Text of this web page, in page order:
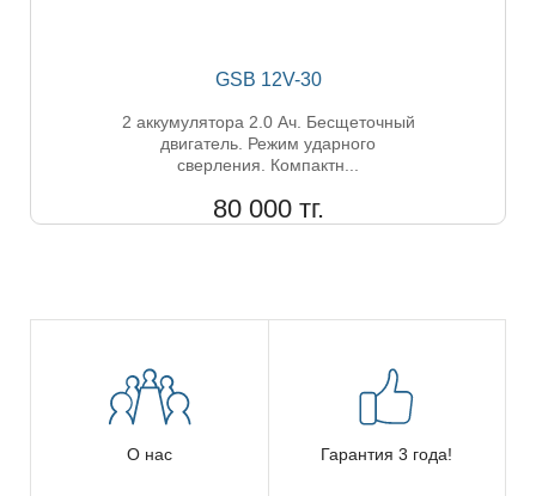
GSB 12V-30
2 аккумулятора 2.0 Ач. Бесщеточный
двигатель. Режим ударного
сверления. Компактн...
80 000 тг.
О нас Гарантия 3 года!